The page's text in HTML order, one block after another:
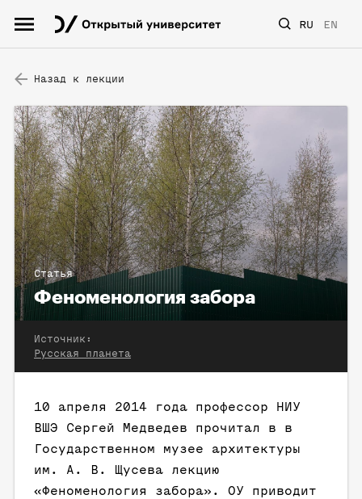
RU EN
Назад к лекции
Статья
Феноменология забора
Источник:
Русская планета
10 апреля 2014 года профессор НИУ
ВШЭ Сергей Медведев прочитал в в
Государственном музее архитектуры
им. А. В. Щусева лекцию
«Феноменология забора». ОУ приводит